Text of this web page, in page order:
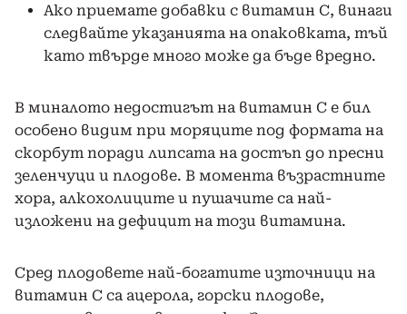
Ако приемате добавки с витамин С, винаги
следвайте указанията на опаковката, тъй
като твърде много може да бъде вредно.
В миналото недостигът на витамин С е бил
особено видим при моряците под формата на
скорбут поради липсата на достъп до пресни
зеленчуци и плодове. В момента възрастните
хора, алкохолиците и пушачите са най-
изложени на дефицит на този витамина.
Сред плодовете най-богатите източници на
витамин С са ацерола, горски плодове,